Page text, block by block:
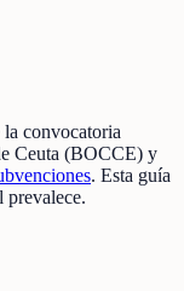
convocatoria
Ceuta (BOCCE) y
. Esta guía
prevalece.